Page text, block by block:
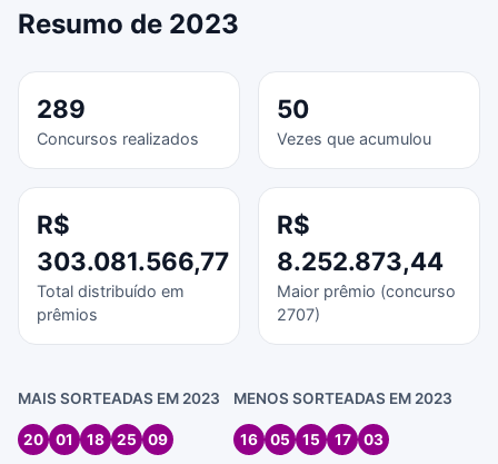
Resumo de 2023
289
Concursos realizados
50
Vezes que acumulou
R$
303.081.566,77
Total distribuído em
prêmios
R$
8.252.873,44
Maior prêmio (concurso
2707)
MAIS SORTEADAS EM 2023
20 01 18 25 09
MENOS SORTEADAS EM 2023
16 05 15 17 03